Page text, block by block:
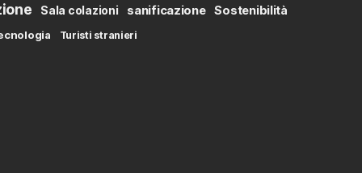
Sala colazioni sanificazione Sostenibilità
Turisti stranieri